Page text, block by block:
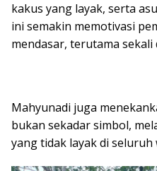
kakus yang layak, serta
ini semakin memotivasi
mendasar, terutama
Mahyunadi juga
bukan sekadar simbol,
yang tidak layak di seluruh